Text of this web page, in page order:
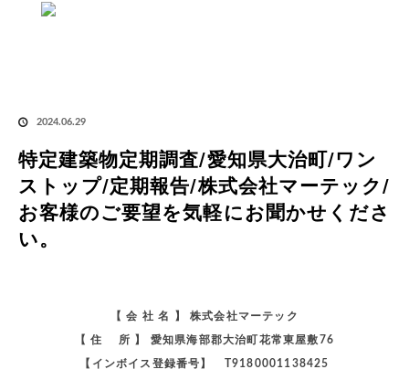
ホーム
せください。
2024.06.29
特定建築物定期調査/愛知県大治町/ワン
ストップ/定期報告/株式会社マーテック/
お客様のご要望を気軽にお聞かせくださ
い。
【 会 社 名 】 株式会社マーテック
【 住 所 】 愛知県海部郡大治町花常東屋敷76
【インボイス登録番号】 T9180001138425